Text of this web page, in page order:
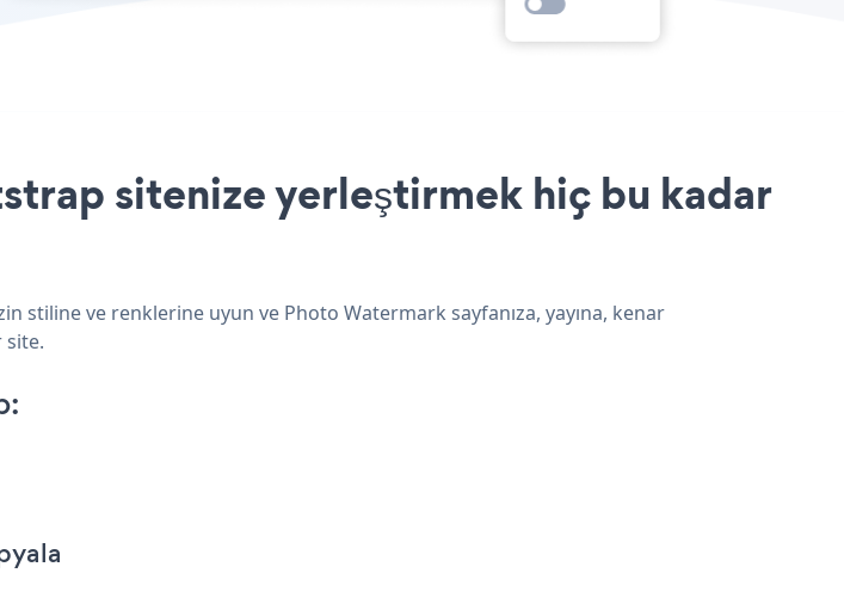
sitenize yerleştirmek hiç bu kadar
stiline ve renklerine uyun ve Photo Watermark sayfanıza, yayına, kenar
site.